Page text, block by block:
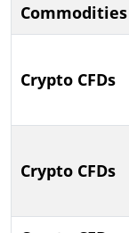
Commodities
Crypto CFDs
Crypto CFDs